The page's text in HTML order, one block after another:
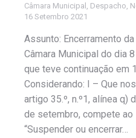
Câmara Municipal Despacho
16 Setembro 2021
Assunto: Encerramento
Câmara Municipal do dia
que teve continuação em
Considerando: I – Que
artigo 35.º, n.º1, alínea q)
de setembro, compete ao
“Suspender ou encerrar…